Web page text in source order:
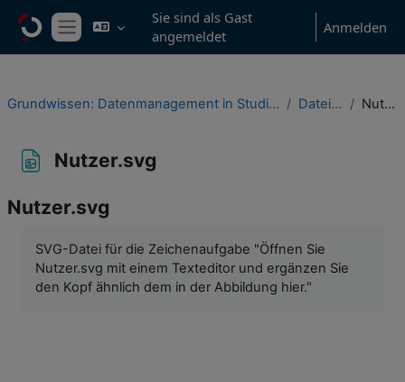
Website-Übersicht
Sie sind als Gast
angemeldet
Anmelden
Grundwissen: Datenmanagement in Studium & wissenschaftlicher Praxis Dateiformate Nutzer.svg
Nutzer.svg
Nutzer.svg
SVG-Datei für die Zeichenaufgabe "Öffnen Sie
Nutzer.svg mit einem Texteditor und ergänzen Sie
den Kopf ähnlich dem in der Abbildung hier."